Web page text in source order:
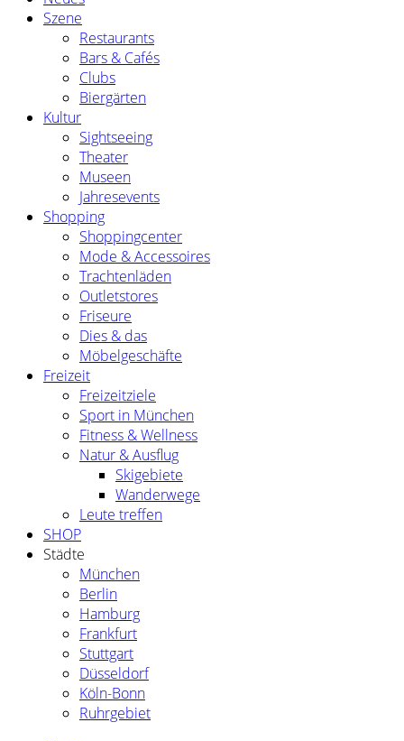
Szene
Restaurants
Bars & Cafés
Clubs
Biergärten
Kultur
Sightseeing
Theater
Museen
Jahresevents
Shopping
Shoppingcenter
Mode & Accessoires
Trachtenläden
Outletstores
Friseure
Dies & das
Möbelgeschäfte
Freizeit
Freizeitziele
Sport in München
Fitness & Wellness
Natur & Ausflug
Skigebiete
Wanderwege
Leute treffen
SHOP
Städte
München
Berlin
Hamburg
Frankfurt
Stuttgart
Düsseldorf
Köln-Bonn
Ruhrgebiet